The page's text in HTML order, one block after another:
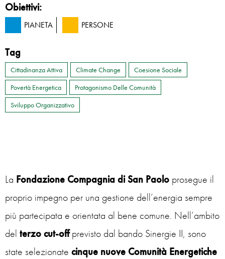
Obiettivi:
PIANETA PERSONE
Tag
Cittadinanza Attiva Climate Change
Coesione Sociale
Povertà Energetica
Protagonismo Delle Comunità
Sviluppo Organizzativo
La Fondazione Compagnia di San Paolo prosegue il
proprio impegno per una gestione dell’energia sempre
più partecipata e orientata al bene comune. Nell’ambito
del terzo cut-offprevisto dal bando Sinergie II, sono
state selezionate cinque nuove Comunità Energetiche